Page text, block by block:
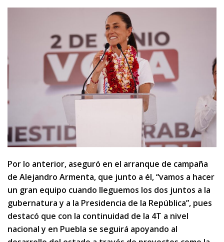
Por lo anterior, aseguró en el arranque de campaña
de Alejandro Armenta, que junto a él, “vamos a hacer
un gran equipo cuando lleguemos los dos juntos a la
gubernatura y a la Presidencia de la República”, pues
destacó que con la continuidad de la 4T a nivel
nacional y en Puebla se seguirá apoyando al